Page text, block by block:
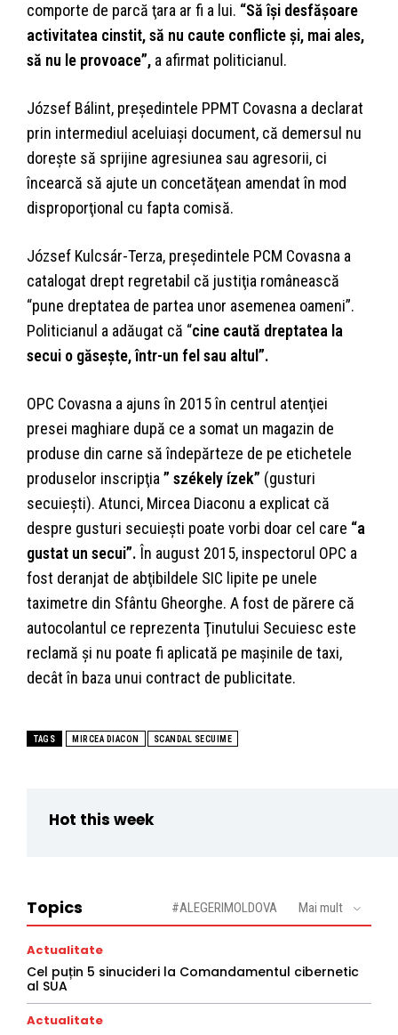
comporte de parcă ţara ar fi a lui. “Să îşi desfăşoare
activitatea cinstit, să nu caute conflicte şi, mai ales,
să nu le provoace”, a afirmat politicianul.
József Bálint, preşedintele PPMT Covasna a declarat
prin intermediul aceluiaşi document, că demersul nu
doreşte să sprijine agresiunea sau agresorii, ci
încearcă să ajute un concetăţean amendat în mod
disproporţional cu fapta comisă.
József Kulcsár-Terza, preşedintele PCM Covasna a
catalogat drept regretabil că justiţia românească
“pune dreptatea de partea unor asemenea oameni”.
Politicianul a adăugat că “cine caută dreptatea la
secui o găseşte, într-un fel sau altul”.
OPC Covasna a ajuns în 2015 în centrul atenţiei
presei maghiare după ce a somat un magazin de
produse din carne să îndepărteze de pe etichetele
produselor inscripţia ” székely ízek” (gusturi
secuieşti). Atunci, Mircea Diaconu a explicat că
despre gusturi secuieşti poate vorbi doar cel care “a
gustat un secui”. În august 2015, inspectorul OPC a
fost deranjat de abţibildele SIC lipite pe unele
taximetre din Sfântu Gheorghe. A fost de părere că
autocolantul ce reprezenta Ţinutului Secuiesc este
reclamă şi nu poate fi aplicată pe maşinile de taxi,
decât în baza unui contract de publicitate.
TAGS MIRCEA DIACON SCANDAL SECUIME
Hot this week
Topics #ALEGERIMOLDOVA Mai mult
Actualitate
Cel puțin 5 sinucideri la Comandamentul cibernetic
al SUA
Actualitate